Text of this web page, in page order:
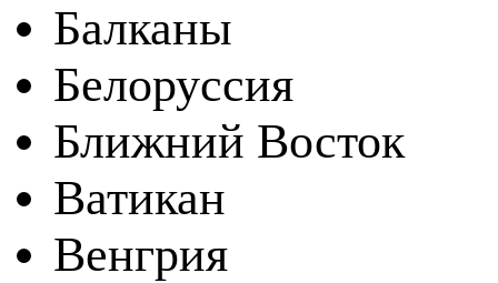
Балканы
Белоруссия
Ближний Восток
Ватикан
Венгрия